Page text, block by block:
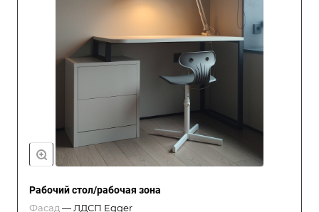
Рабочий стол/рабочая зона
Фасад — ЛДСП Egger